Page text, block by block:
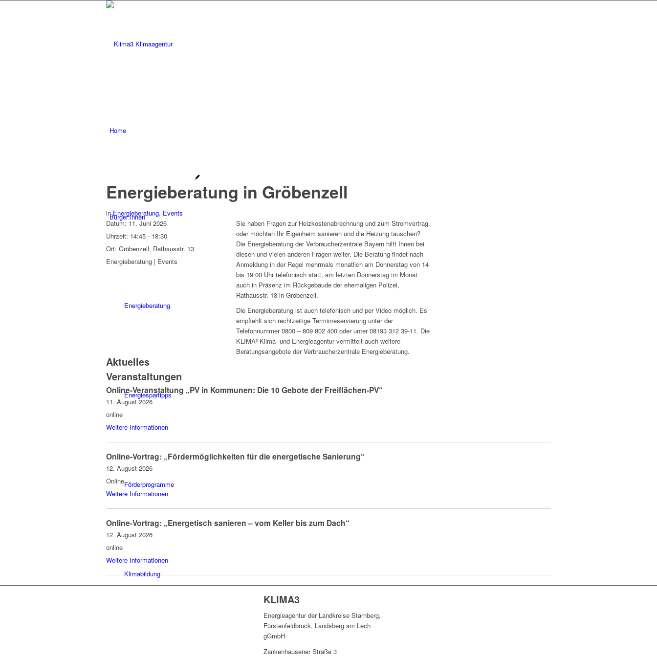
Home
Bürger:innen
Energieberatung
Energiespartipps
Förderprogramme
Klimabildung
Energieberatung in Gröbenzell
inEnergieberatung, Events
Datum: 11. Juni 2026
Uhrzeit: 14:45 - 18:30
Ort: Gröbenzell, Rathausstr. 13
Energieberatung | Events
Sie haben Fragen zur Heizkostenabrechnung und zum Stromvertrag,
oder möchten Ihr Eigenheim sanieren und die Heizung tauschen?
Die Energieberatung der Verbraucherzentrale Bayern hilft Ihnen bei
diesen und vielen anderen Fragen weiter. Die Beratung findet nach
Anmeldung in der Regel mehrmals monatlich am Donnerstag von 14
bis 19:00 Uhr telefonisch statt, am letzten Donnerstag im Monat
auch in Präsenz im Rückgebäude der ehemaligen Polizei,
Rathausstr. 13 in Gröbenzell.
Die Energieberatung ist auch telefonisch und per Video möglich. Es
empfiehlt sich rechtzeitige Terminreservierung unter der
Telefonnummer 0800 – 809 802 400 oder unter 08193 312 39-11. Die
KLIMA³ Klima- und Energieagentur vermittelt auch weitere
Beratungsangebote der Verbraucherzentrale Energieberatung.
Aktuelles
Veranstaltungen
Online-Veranstaltung „PV in Kommunen: Die 10 Gebote der Freiflächen-PV“
11. August 2026
online
Weitere Informationen
Online-Vortrag: „Fördermöglichkeiten für die energetische Sanierung“
12. August 2026
Online
Weitere Informationen
Online-Vortrag: „Energetisch sanieren – vom Keller bis zum Dach“
12. August 2026
online
Weitere Informationen
KLIMA3
Energieagentur der Landkreise Starnberg,
Fürstenfeldbruck, Landsberg am Lech
gGmbH
Zankenhausener Straße 3